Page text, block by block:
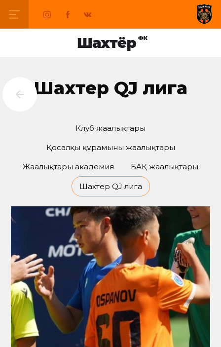
Шахтер QJ лига
Клуб жаңалықтары
Қосалқы құрамының жаңалықтары
Жаңалықтары академия БАҚ жаңалықтары
Шахтер QJ лига